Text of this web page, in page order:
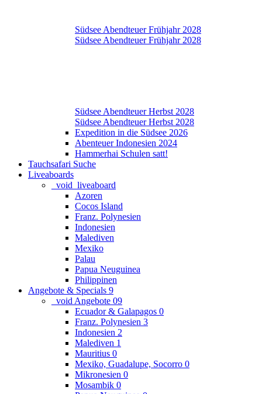
Südsee Abendteuer Frühjahr 2028
Südsee Abendteuer Frühjahr 2028
Südsee Abendteuer Herbst 2028
Südsee Abendteuer Herbst 2028
Expedition in die Südsee 2026
Abenteuer Indonesien 2024
Hammerhai Schulen satt!
Tauchsafari Suche
Liveaboards
_void_liveaboard
Azoren
Cocos Island
Franz. Polynesien
Indonesien
Malediven
Mexiko
Palau
Papua Neuguinea
Philippinen
Angebote & Specials 9
_void Angebote 09
Ecuador & Galapagos 0
Franz. Polynesien 3
Indonesien 2
Malediven 1
Mauritius 0
Mexiko, Guadalupe, Socorro 0
Mikronesien 0
Mosambik 0